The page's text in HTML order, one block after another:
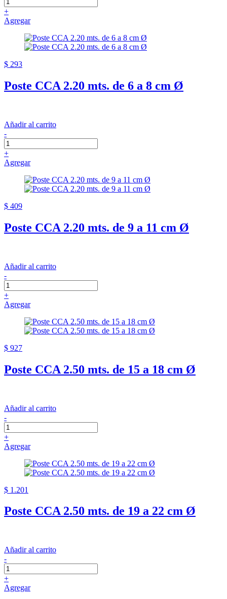
+
Agregar
$ 293
Poste CCA 2.20 mts. de 6 a 8 cm Ø
Añadir al carrito
-
+
Agregar
$ 409
Poste CCA 2.20 mts. de 9 a 11 cm Ø
Añadir al carrito
-
+
Agregar
$ 927
Poste CCA 2.50 mts. de 15 a 18 cm Ø
Añadir al carrito
-
+
Agregar
$ 1.201
Poste CCA 2.50 mts. de 19 a 22 cm Ø
Añadir al carrito
-
+
Agregar